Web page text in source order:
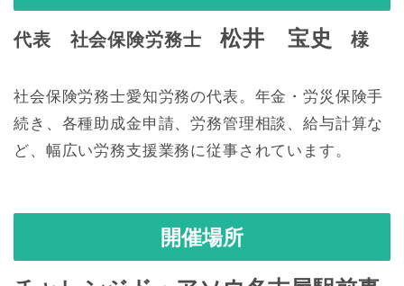
代表 社会保険労務士松井 宝史 様
社会保険労務士愛知労務の代表。年金・労災保険手
続き、各種助成金申請、労務管理相談、給与計算な
ど、幅広い労務支援業務に従事されています。
開催場所